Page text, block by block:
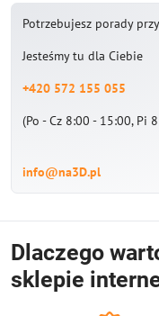
Potrzebujesz porady
Jesteśmy tu dla Ciebie
+420 572 155 055
(Po - Cz 8:00 - 15:00, Pi
info@na3D.pl
Dlaczego
sklepie